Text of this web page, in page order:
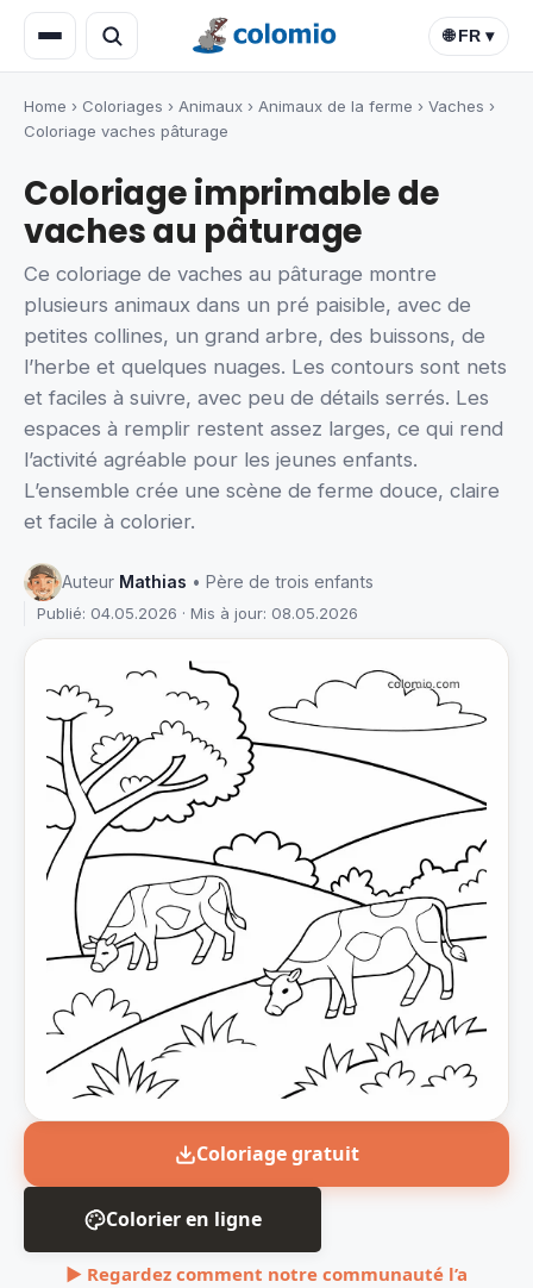
🌐 FR ▾
Home › Coloriages › Animaux › Animaux de la ferme › Vaches ›
Coloriage vaches pâturage
Coloriage imprimable de
vaches au pâturage
Ce coloriage de vaches au pâturage montre
plusieurs animaux dans un pré paisible, avec de
petites collines, un grand arbre, des buissons, de
l’herbe et quelques nuages. Les contours sont nets
et faciles à suivre, avec peu de détails serrés. Les
espaces à remplir restent assez larges, ce qui rend
l’activité agréable pour les jeunes enfants.
L’ensemble crée une scène de ferme douce, claire
et facile à colorier.
Auteur Mathias • Père de trois enfants
Publié: 04.05.2026 · Mis à jour: 08.05.2026
Coloriage gratuit
Colorier en ligne
▶ Regardez comment notre communauté l’a